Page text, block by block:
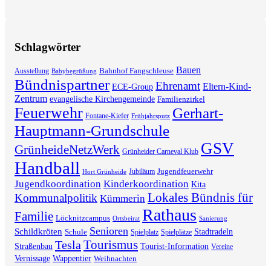
Schlagwörter
Ausstellung Babybegrüßung Bahnhof Fangschleuse Bauen
Bündnispartner ECE-Group Ehrenamt Eltern-Kind-
Zentrum evangelische Kirchengemeinde Familienzirkel
Feuerwehr Fontane-Kiefer Frühjahrsputz Gerhart-
Hauptmann-Grundschule
GrünheideNetzWerk Grünheider Carneval Klub GSV
Handball Hort Grünheide Jubiläum Jugendfeuerwehr
Jugendkoordination Kinderkoordination Kita
Kommunalpolitik Kümmerin Lokales Bündnis für
Familie Löcknitzcampus Ortsbeirat Rathaus Sanierung
Schildkröten Schule Senioren Spielplatz Spielplätze Stadtradeln
Straßenbau TeslaTourismus Tourist-Information Vereine
Vernissage Wappentier Weihnachten